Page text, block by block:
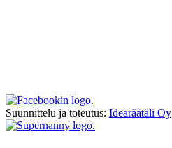
Suunnittelu ja toteutus: Idearäätäli Oy